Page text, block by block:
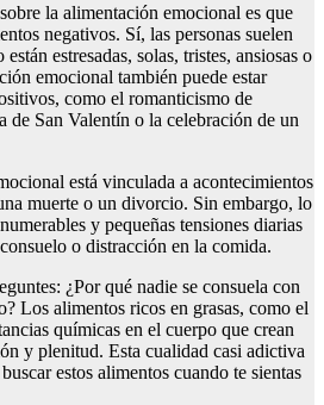
la alimentación emocional es que
negativos. Sí, las personas suelen
estresadas, solas, tristes, ansiosas o
emocional también puede estar
como el romanticismo de
de San Valentín o la celebración de un
está vinculada a acontecimientos
muerte o un divorcio. Sin embargo, lo
y pequeñas tensiones diarias
o distracción en la comida.
¿Por qué nadie se consuela con
Los alimentos ricos en grasas, como el
químicas en el cuerpo que crean
y plenitud. Esta cualidad casi adictiva
estos alimentos cuando te sientas